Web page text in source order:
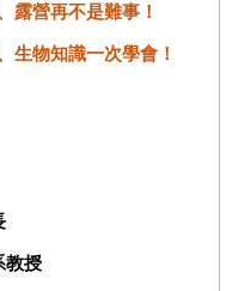
露營再不是難事！
生物知識一次學會！
教授